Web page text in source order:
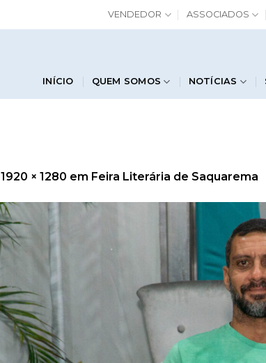
VENDEDOR ASSOCIADOS
INÍCIO QUEM SOMOS NOTÍCIAS
1920 × 1280 em Feira Literária de Saquarema